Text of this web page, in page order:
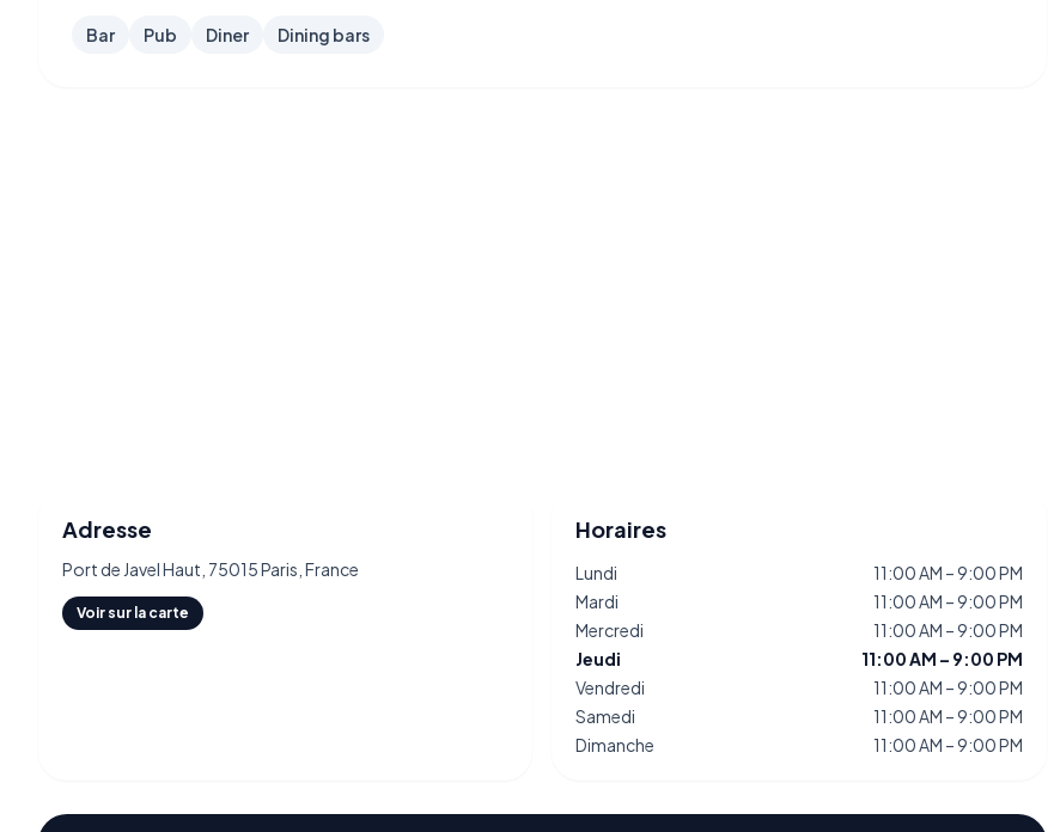
Bar Pub Diner Dining bars
Adresse
Port de Javel Haut, 75015 Paris, France
Voir sur la carte
Horaires
Lundi
11:00 AM – 9:00 PM
Mardi
11:00 AM – 9:00 PM
Mercredi
11:00 AM – 9:00 PM
Jeudi
11:00 AM – 9:00 PM
Vendredi
11:00 AM – 9:00 PM
Samedi
11:00 AM – 9:00 PM
Dimanche
11:00 AM – 9:00 PM